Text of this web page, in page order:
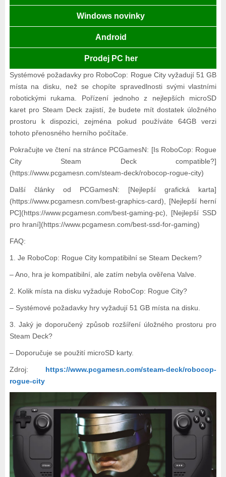
Windows novinky
Android
Prodej PC her
Systémové požadavky pro RoboCop: Rogue City vyžadují 51 GB
místa na disku, než se chopíte spravedlnosti svými vlastními
robotickými rukama. Pořízení jednoho z nejlepších microSD
karet pro Steam Deck zajistí, že budete mít dostatek úložného
prostoru k dispozici, zejména pokud používáte 64GB verzi
tohoto přenosného herního počítače.
Pokračujte ve čtení na stránce PCGamesN: [Is RoboCop: Rogue
City Steam Deck compatible?]
(https://www.pcgamesn.com/steam-deck/robocop-rogue-city)
Další články od PCGamesN: [Nejlepší grafická karta]
(https://www.pcgamesn.com/best-graphics-card), [Nejlepší herní
PC](https://www.pcgamesn.com/best-gaming-pc), [Nejlepší SSD
pro hraní](https://www.pcgamesn.com/best-ssd-for-gaming)
FAQ:
1. Je RoboCop: Rogue City kompatibilní se Steam Deckem?
– Ano, hra je kompatibilní, ale zatím nebyla ověřena Valve.
2. Kolik místa na disku vyžaduje RoboCop: Rogue City?
– Systémové požadavky hry vyžadují 51 GB místa na disku.
3. Jaký je doporučený způsob rozšíření úložného prostoru pro
Steam Deck?
– Doporučuje se použití microSD karty.
Zdroj: https://www.pcgamesn.com/steam-deck/robocop-
rogue-city